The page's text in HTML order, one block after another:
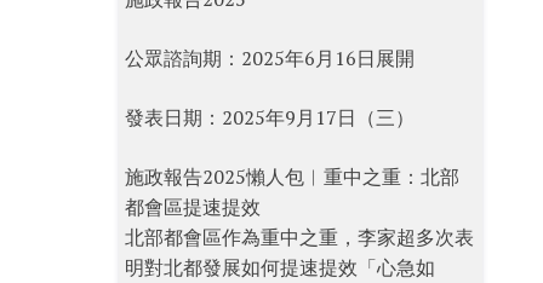
公眾諮詢期：2025年6月16日展開
發表日期：2025年9月17日（三）
施政報告2025懶人包︱重中之重：北部
都會區提速提效
北部都會區作為重中之重，李家超多次表
明對北都發展如何提速提效「心急如